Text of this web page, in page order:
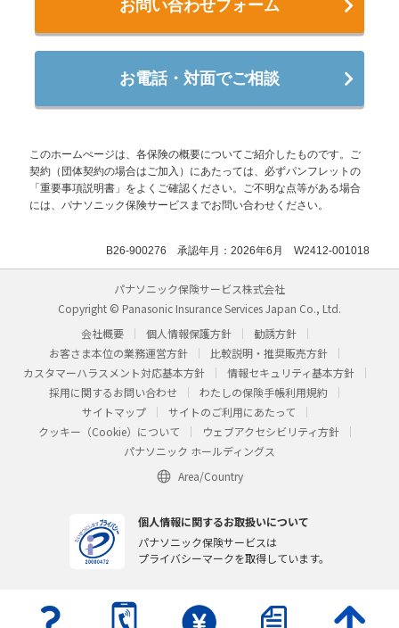
お問い合わせフォーム
お電話・対面でご相談
このホームぺージは、各保険の概要についてご紹介したものです。ご
契約（団体契約の場合はご加入）にあたっては、必ずパンフレットの
「重要事項説明書」をよくご確認ください。ご不明な点等がある場合
には、パナソニック保険サービスまでお問い合わせください。
B26-900276 承認年月：2026年6月 W2412-001018
パナソニック保険サービス株式会社
Copyright © Panasonic Insurance Services Japan Co., Ltd.
会社概要
個人情報保護方針
勧誘方針
お客さま本位の業務運営方針
比較説明・推奨販売方針
カスタマーハラスメント対応基本方針
情報セキュリティ基本方針
採用に関するお問い合わせ
わたしの保険手帳利用規約
サイトマップ
サイトのご利用にあたって
クッキー（Cookie）について
ウェブアクセシビリティ方針
パナソニック ホールディングス
Area/Country
個人情報に関するお取扱いについて
パナソニック保険サービスは
プライバシーマークを取得しています。